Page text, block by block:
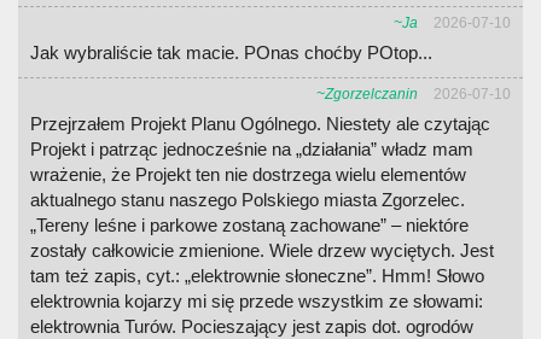
~Ja 2026-07-10
Jak wybraliście tak macie. POnas choćby POtop...
~Zgorzelczanin 2026-07-10
Przejrzałem Projekt Planu Ogólnego. Niestety ale czytając
Projekt i patrząc jednocześnie na „działania” władz mam
wrażenie, że Projekt ten nie dostrzega wielu elementów
aktualnego stanu naszego Polskiego miasta Zgorzelec.
„Tereny leśne i parkowe zostaną zachowane” – niektóre
zostały całkowicie zmienione. Wiele drzew wyciętych. Jest
tam też zapis, cyt.: „elektrownie słoneczne”. Hmm! Słowo
elektrownia kojarzy mi się przede wszystkim ze słowami:
elektrownia Turów. Pocieszający jest zapis dot. ogrodów